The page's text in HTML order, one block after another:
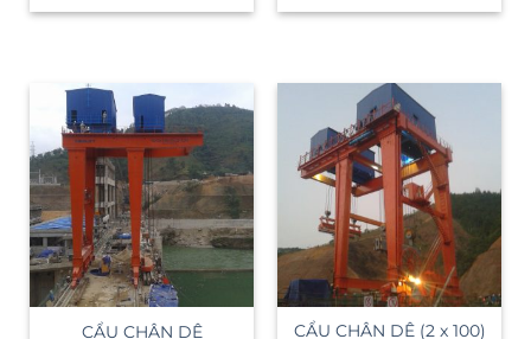
CẨU CHÂN DÊ
CẨU CHÂN DÊ (2 x 100)